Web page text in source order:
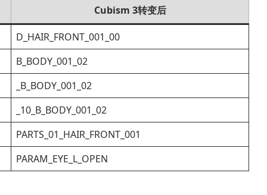
Cubism 3转变后
D_HAIR_FRONT_001_00
B_BODY_001_02
_B_BODY_001_02
_10_B_BODY_001_02
PARTS_01_HAIR_FRONT_001
PARAM_EYE_L_OPEN